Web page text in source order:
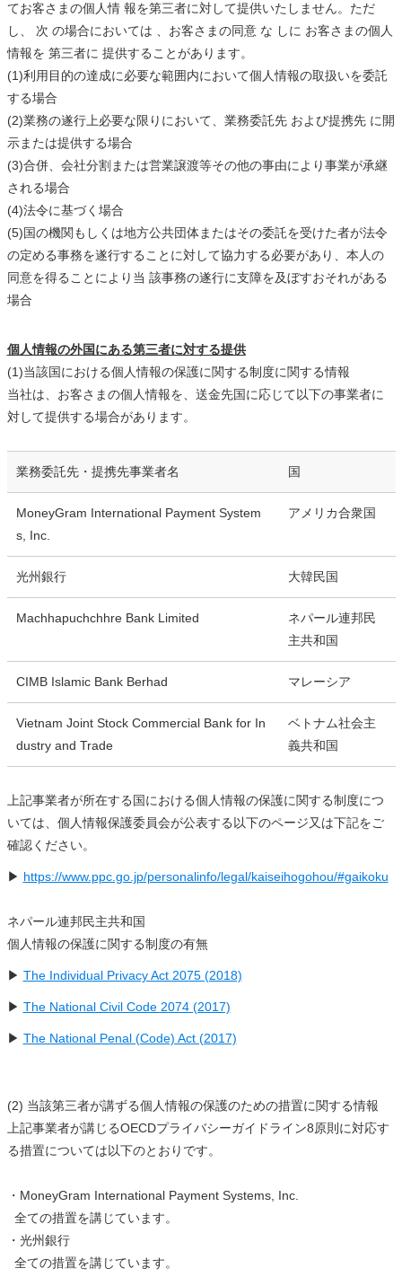
てお客さまの個人情 報を第三者に対して提供いたしません。ただ
し、 次 の場合においては 、お客さまの同意 な しに お客さまの個人
情報を 第三者に 提供することがあります。
(1)利用目的の達成に必要な範囲内において個人情報の取扱いを委託
する場合
(2)業務の遂行上必要な限りにおいて、業務委託先 および提携先 に開
示または提供する場合
(3)合併、会社分割または営業譲渡等その他の事由により事業が承継
される場合
(4)法令に基づく場合
(5)国の機関もしくは地方公共団体またはその委託を受けた者が法令
の定める事務を遂行することに対して協力する必要があり、本人の
同意を得ることにより当 該事務の遂行に支障を及ぼすおそれがある
場合
個人情報の外国にある第三者に対する提供
(1)当該国における個人情報の保護に関する制度に関する情報
当社は、お客さまの個人情報を、送金先国に応じて以下の事業者に
対して提供する場合があります。
業務委託先・提携先事業者名 国
MoneyGram International Payment System
s, Inc.
アメリカ合衆国
光州銀行 大韓民国
Machhapuchchhre Bank Limited
ネパール連邦民
主共和国
CIMB Islamic Bank Berhad マレーシア
Vietnam Joint Stock Commercial Bank for In
dustry and Trade
ベトナム社会主
義共和国
上記事業者が所在する国における個人情報の保護に関する制度につ
いては、個人情報保護委員会が公表する以下のページ又は下記をご
確認ください。
▶ https://www.ppc.go.jp/personalinfo/legal/kaiseihogohou/#gaikoku
ネパール連邦民主共和国
個人情報の保護に関する制度の有無
▶ The Individual Privacy Act 2075 (2018)
▶ The National Civil Code 2074 (2017)
▶ The National Penal (Code) Act (2017)
(2) 当該第三者が講ずる個人情報の保護のための措置に関する情報
上記事業者が講じるOECDプライバシーガイドライン8原則に対応す
る措置については以下のとおりです。
・MoneyGram International Payment Systems, Inc.
全ての措置を講じています。
・光州銀行
全ての措置を講じています。